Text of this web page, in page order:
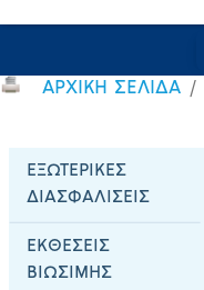
ΑΡΧΙΚΗ ΣΕΛΙΔΑ
ΕΞΩΤΕΡΙΚΕΣ
ΔΙΑΣΦΑΛΙΣΕΙΣ
ΕΚΘΕΣΕΙΣ
ΒΙΩΣΙΜΗΣ